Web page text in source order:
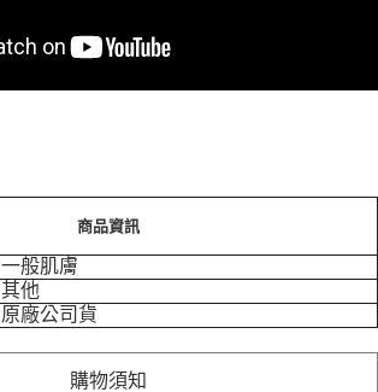
商品資訊
一般肌膚
其他
原廠公司貨
購物須知